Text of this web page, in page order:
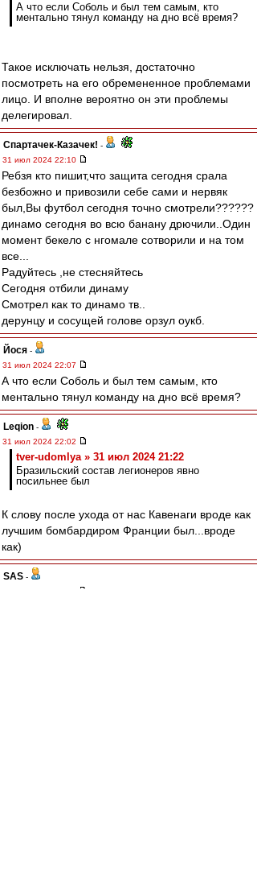
А что если Соболь и был тем самым, кто
ментально тянул команду на дно всё время?
Такое исключать нельзя, достаточно
посмотреть на его обремененное проблемами
лицо. И вполне вероятно он эти проблемы
делегировал.
Спартачек-Казачек! -
31 июл 2024 22:10
Ребзя кто пишит,что защита сегодня срала
безбожно и привозили себе сами и нервяк
был,Вы футбол сегодня точно смотрели??????
динамо сегодня во всю банану дрючили..Один
момент бекело с нгомале сотворили и на том
все...
Радуйтесь ,не стесняйтесь
Сегодня отбили динаму
Смотрел как то динамо тв..
дерунцу и сосущей голове орзул оукб.
Йося -
31 июл 2024 22:07
А что если Соболь и был тем самым, кто
ментально тянул команду на дно всё время?
Leqion -
31 июл 2024 22:02
tver-udomlya » 31 июл 2024 21:22
Бразильский состав легионеров явно
посильнее был
К слову после ухода от нас Кавенаги вроде как
лучшим бомбардиром Франции был...вроде
как)
SAS -